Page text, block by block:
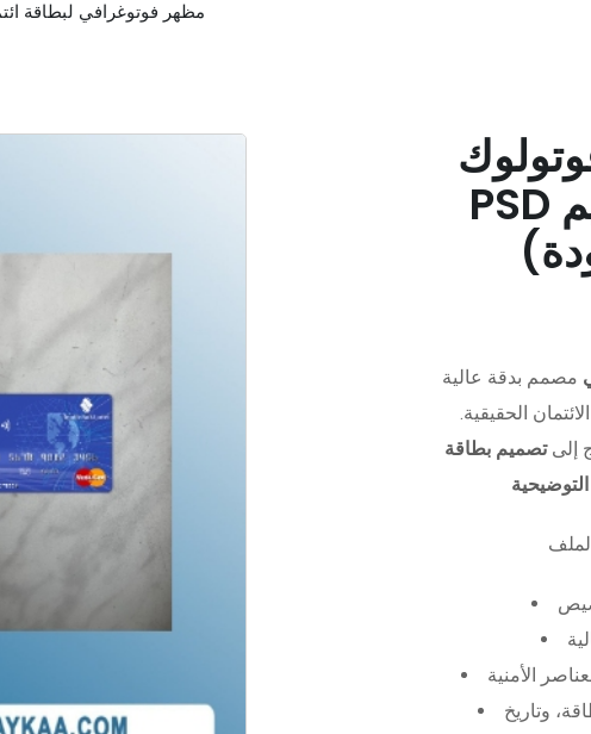
مظهر فوتوغرافي لبطاقة
PSD قابل للتعديل (تصميم
مصمم بدقة عالية (PSD)،
الحقيقية.
إلىتصميم بطاقة
الأمنية
وتاريخ